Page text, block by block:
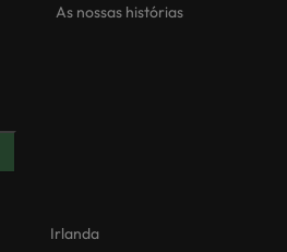
As nossas histórias
Irlanda